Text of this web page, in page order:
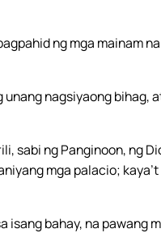
ng mga mainam
nagsiyaong bihag,
sabi ng Panginoon, ng
mga palacio;
isang bahay, na pawang